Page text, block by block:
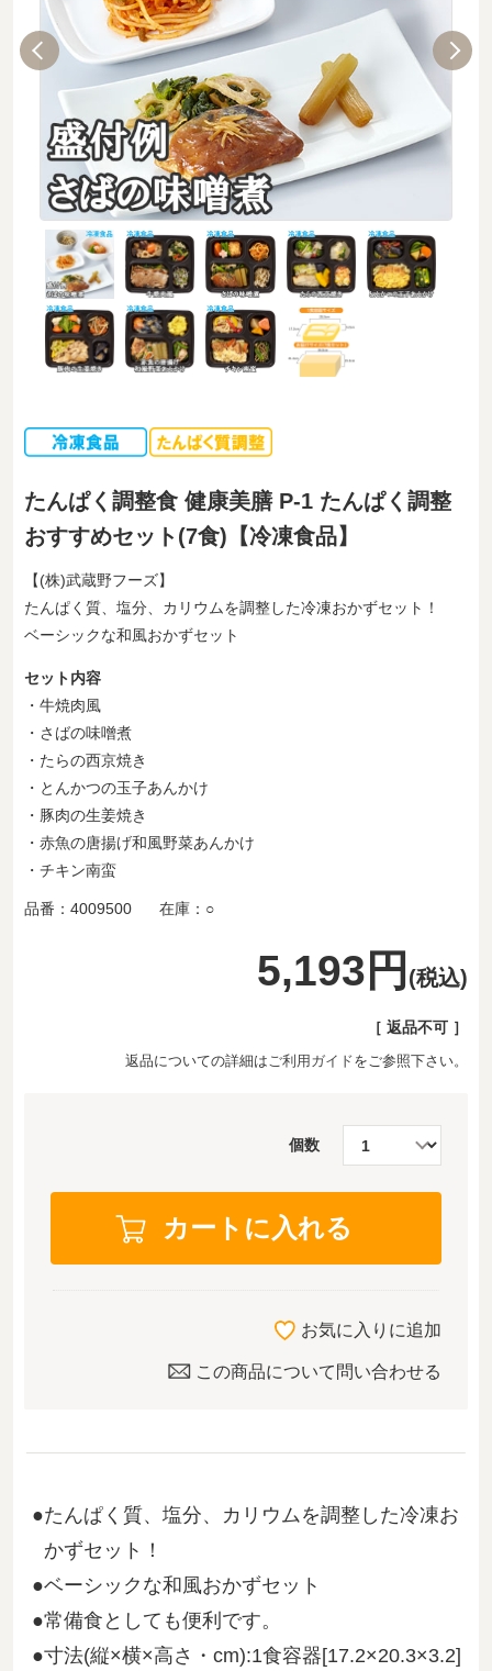
たんぱく調整食 健康美膳 P-1 たんぱく調整
おすすめセット(7食)【冷凍食品】
5,193円 (税込)
品番： 4009500 在庫： ○
［ 返品不可 ］
返品についての詳細はご利用ガイドをご参照下さい。
個数
お気に入りに追加
この商品について問い合わせる
【(株)武蔵野フーズ】
たんぱく質、塩分、カリウムを調整した冷凍おかずセット！
ベーシックな和風おかずセット
セット内容
・牛焼肉風
・さばの味噌煮
・たらの西京焼き
・とんかつの玉子あんかけ
・豚肉の生姜焼き
・赤魚の唐揚げ和風野菜あんかけ
・チキン南蛮
たんぱく質、塩分、カリウムを調整した冷凍お
かずセット！
ベーシックな和風おかずセット
常備食としても便利です。
寸法(縦×横×高さ・cm):1食容器[17.2×20.3×3.2]